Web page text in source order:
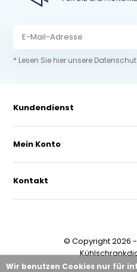
* Lesen Sie hier unsere
Kundendienst
Mein Konto
Kontakt
© Copyright 2026
Wir benutzen Cookies nur für